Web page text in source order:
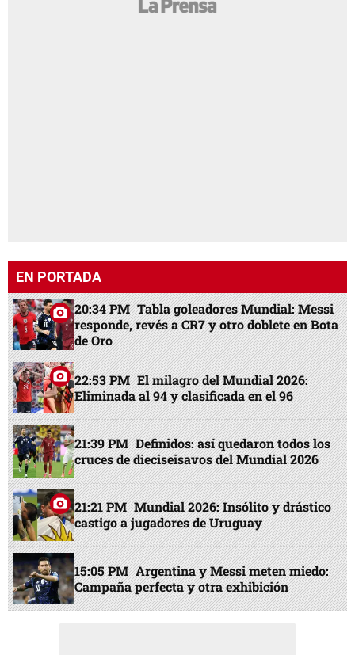
EN PORTADA
20:34 PM Tabla goleadores Mundial: Messi
responde, revés a CR7 y otro doblete en Bota
de Oro
22:53 PM El milagro del Mundial 2026:
Eliminada al 94 y clasificada en el 96
21:39 PM Definidos: así quedaron todos los
cruces de dieciseisavos del Mundial 2026
21:21 PM Mundial 2026: Insólito y drástico
castigo a jugadores de Uruguay
15:05 PM Argentina y Messi meten miedo:
Campaña perfecta y otra exhibición